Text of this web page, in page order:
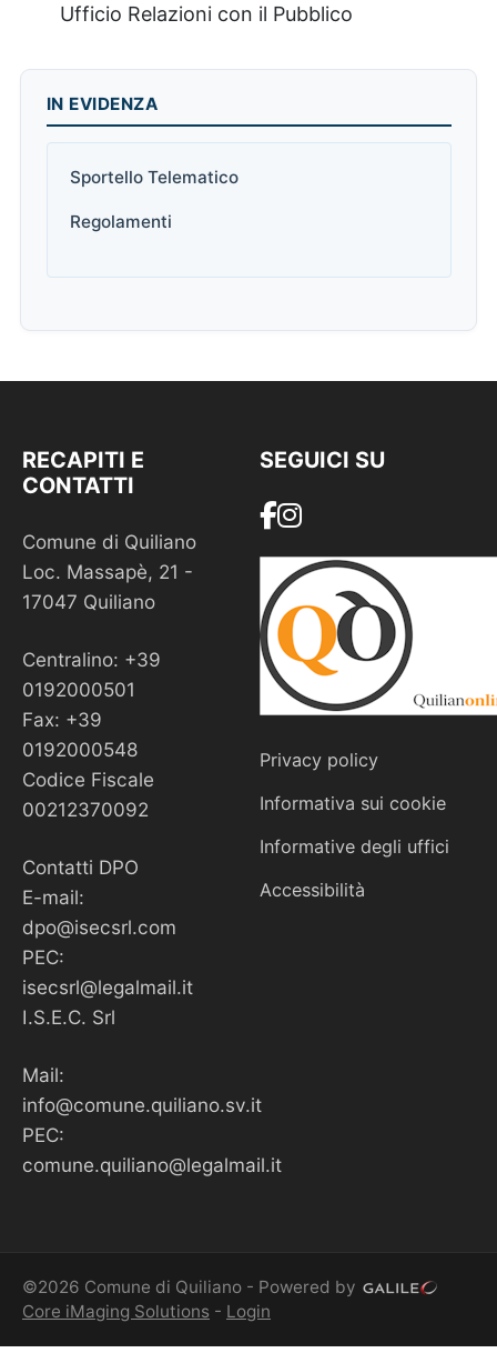
Ufficio Relazioni con il Pubblico
IN EVIDENZA
Sportello Telematico
Regolamenti
RECAPITI E
CONTATTI
Comune di Quiliano
Loc. Massapè, 21 -
17047 Quiliano
Centralino: +39
0192000501
Fax: +39
0192000548
Codice Fiscale
00212370092
Contatti DPO
E-mail:
dpo@isecsrl.com
PEC:
isecsrl@legalmail.it
I.S.E.C. Srl
Mail:
info@comune.quiliano.sv.it
PEC:
comune.quiliano@legalmail.it
SEGUICI SU
Privacy policy
Informativa sui cookie
Informative degli uffici
Accessibilità
©2026 Comune di Quiliano - Powered by
Core iMaging Solutions - Login